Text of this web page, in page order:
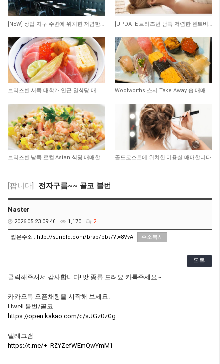
164 107
379 419
369 273
골드코스트에 위치한 미용실 매매합니다
[팝니다] 전자구름~~ 골코 블번
Naster
2026.05.23 09:40 1,170 2
- 짧은주소 : http://sunqld.com/brsb/bbs/?t=8VvA 주소복사
목록
클릭해주셔서 감사합니다! 맛 종류 드려요 카톡주세요~
카카오톡 오픈채팅을 시작해 보세요.
Uwell 블번/골코
https://open.kakao.com/o/sJGz0zGg
텔레그램
https://t.me/+_RZYZefWEmQwYmM1